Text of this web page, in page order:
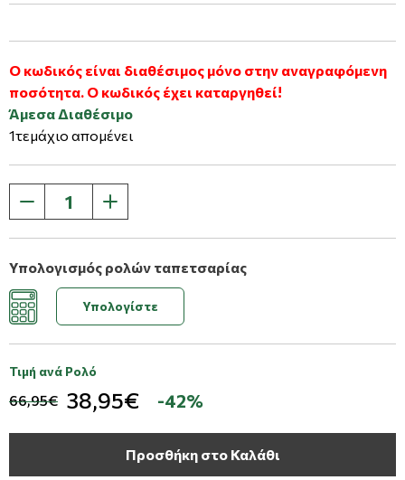
Ο κωδικός είναι διαθέσιμος μόνο στην αναγραφόμενη
ποσότητα. Ο κωδικός έχει καταργηθεί!
Άμεσα Διαθέσιμο
1τεμάχιο απομένει
Υπολογισμός ρολών ταπετσαρίας
Υπολογίστε
Τιμή ανά Ρολό
66,95€ 38,95€ -42%
Προσθήκη στο Καλάθι